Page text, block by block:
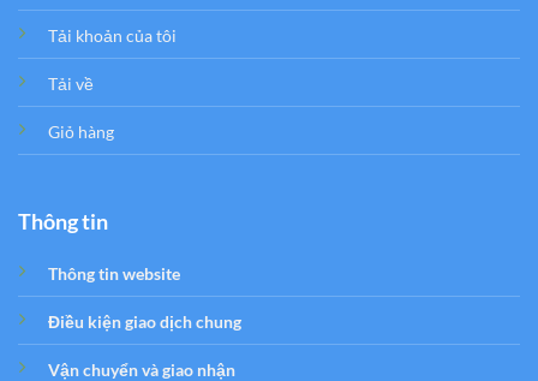
Tải khoản của tôi
Tải về
Giỏ hàng
Thông tin
Thông tin website
Điều kiện giao dịch chung
Vận chuyển và giao nhận